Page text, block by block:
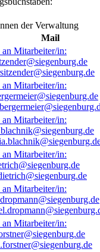
der Verwaltung
Mail